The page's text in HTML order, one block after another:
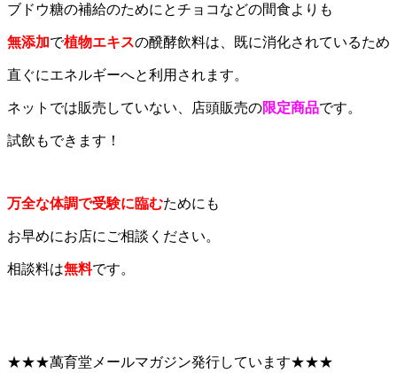
ブドウ糖の補給のためにとチョコなどの間食よりも
無添加で植物エキスの醗酵飲料は、既に消化されているため
直ぐにエネルギーへと利用されます。
ネットでは販売していない、店頭販売の限定商品です。
試飲もできます！
万全な体調で受験に臨むためにも
お早めにお店にご相談ください。
相談料は無料です。
★★★萬育堂メールマガジン発行しています★★★